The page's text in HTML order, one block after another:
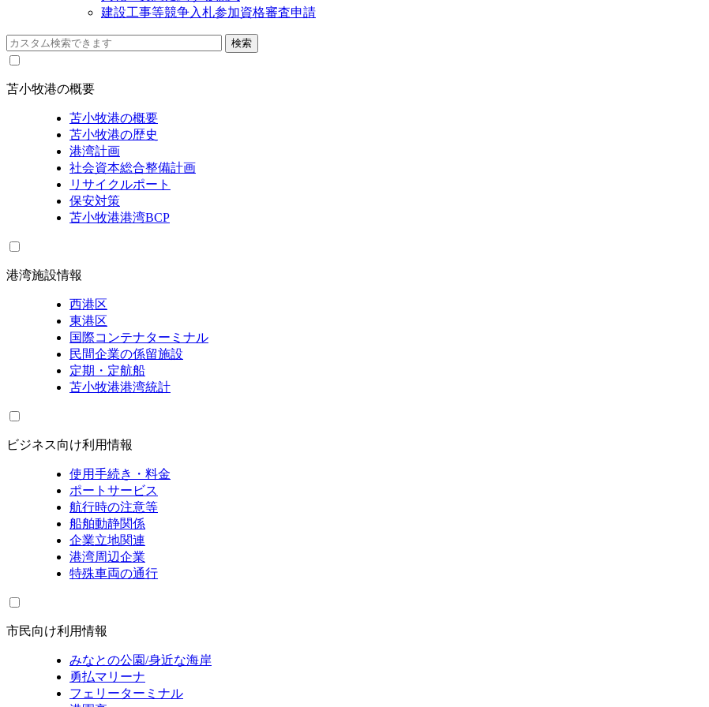
建設工事等競争入札参加資格審査申請
苫小牧港の概要
苫小牧港の概要
苫小牧港の歴史
港湾計画
社会資本総合整備計画
リサイクルポート
保安対策
苫小牧港港湾BCP
港湾施設情報
西港区
東港区
国際コンテナターミナル
民間企業の係留施設
定期・定航船
苫小牧港港湾統計
ビジネス向け利用情報
使用手続き・料金
ポートサービス
航行時の注意等
船舶動静関係
企業立地関連
港湾周辺企業
特殊車両の通行
市民向け利用情報
みなとの公園/身近な海岸
勇払マリーナ
フェリーターミナル